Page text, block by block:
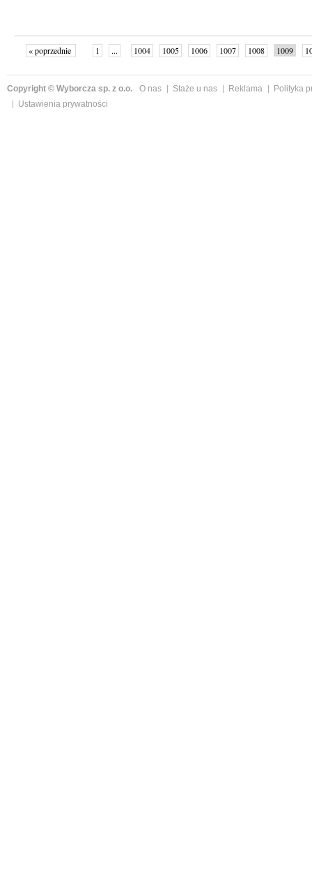
« poprzednie 1 ... 1004 1005 1006 1007 1008 1009
Copyright © Wyborcza sp. z o.o. O nas Staże u nas Reklama
Polityka
Ustawienia prywatności